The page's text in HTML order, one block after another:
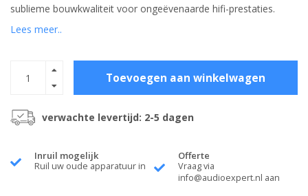
sublieme bouwkwaliteit voor ongeëvenaarde hifi-prestaties.
Lees meer..
Toevoegen aan winkelwagen
verwachte levertijd: 2-5 dagen
Inruil mogelijk
Ruil uw oude apparatuur in
Offerte
Vraag via
info@audioexpert.nl aan